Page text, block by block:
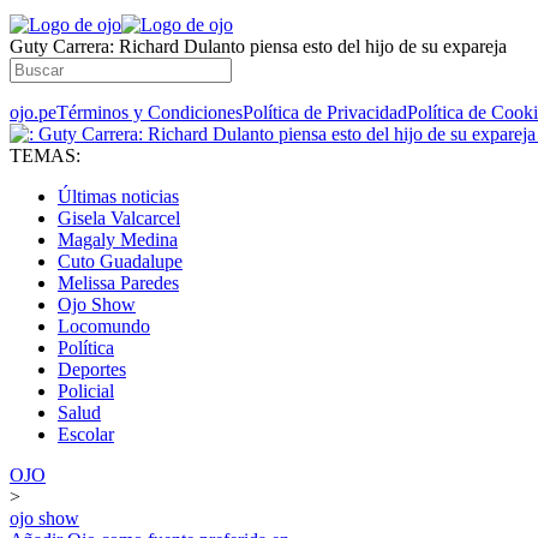
​Guty Carrera: Richard Dulanto piensa esto del hijo de su expareja
ojo.peTérminos y CondicionesPolítica de PrivacidadPolítica de
TEMAS:
Últimas noticias
Gisela Valcarcel
Magaly Medina
Cuto Guadalupe
Melissa Paredes
Ojo Show
Locomundo
Política
Deportes
Policial
Salud
Escolar
OJO
>
ojo show